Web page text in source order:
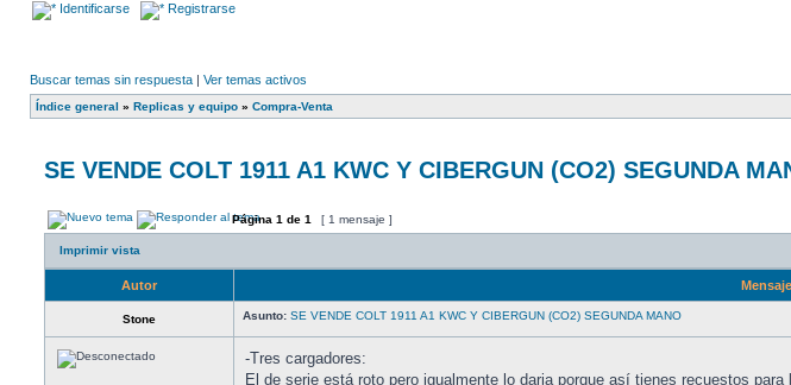
Identificarse Registrarse
Buscar temas sin respuesta | Ver temas activos
Índice general » Replicas y equipo » Compra-Venta
SE VENDE COLT 1911 A1 KWC Y CIBERGUN (CO2) SEGUNDA
Página 1 de 1 [ 1 mensaje ]
Imprimir vista
Autor Mensaje
Stone Asunto: SE VENDE COLT 1911 A1 KWC Y CIBERGUN (CO2) SEGUNDA MANO
-Tres cargadores:
El de serie está roto pero igualmente lo daria porque así tienes recuestos